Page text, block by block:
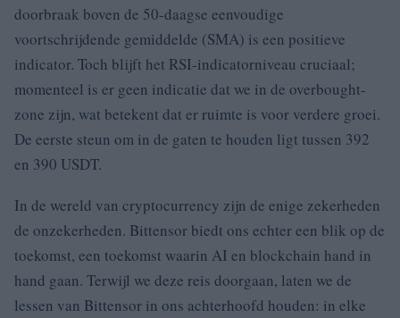
doorbraak boven de 50-daagse eenvoudige
voortschrijdende gemiddelde (SMA) is een positieve
indicator. Toch blijft het RSI-indicatorniveau cruciaal;
momenteel is er geen indicatie dat we in de overbought-
zone zijn, wat betekent dat er ruimte is voor verdere groei.
De eerste steun om in de gaten te houden ligt tussen 392
en 390 USDT.
In de wereld van cryptocurrency zijn de enige zekerheden
de onzekerheden. Bittensor biedt ons echter een blik op de
toekomst, een toekomst waarin AI en blockchain hand in
hand gaan. Terwijl we deze reis doorgaan, laten we de
lessen van Bittensor in ons achterhoofd houden: in elke